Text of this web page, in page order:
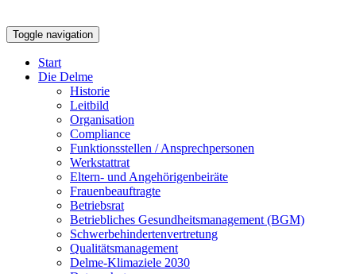
Toggle navigation
Start
Die Delme
Historie
Leitbild
Organisation
Compliance
Funktionsstellen / Ansprechpersonen
Werkstattrat
Eltern- und Angehörigenbeiräte
Frauenbeauftragte
Betriebsrat
Betriebliches Gesundheitsmanagement (BGM)
Schwerbehindertenvertretung
Qualitätsmanagement
Delme-Klimaziele 2030